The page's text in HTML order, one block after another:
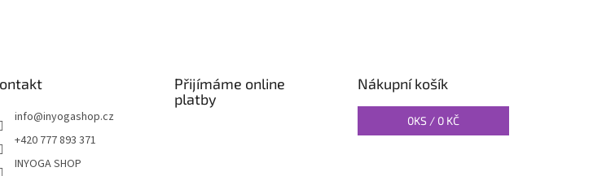
info@inyogashop.cz
+420 777 893 371
INYOGA SHOP
Přijímáme online
platby
Nákupní košík
0KS / 0 KČ